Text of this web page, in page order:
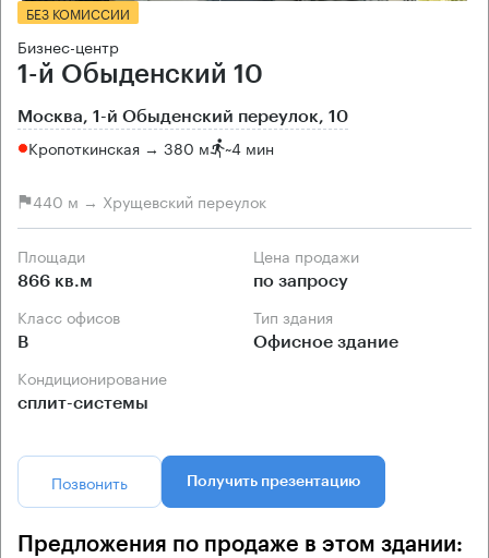
БЕЗ КОМИССИИ
Бизнес-центр
1-й Обыденский 10
Москва, 1-й Обыденский переулок, 10
Кропоткинская → 380 м ~4 мин
440 м → Хрущевский переулок
Площади
866 кв.м
Цена продажи
по запросу
Класс офисов
B
Тип здания
Офисное здание
Кондиционирование
сплит-системы
Позвонить Получить презентацию
Предложения по продаже в этом здании: